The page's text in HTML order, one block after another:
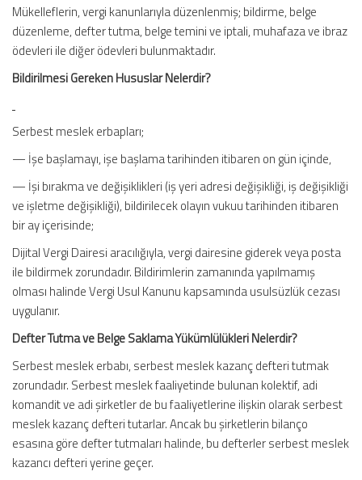
Mükelleflerin, vergi kanunlarıyla düzenlenmiş; bildirme, belge
düzenleme, defter tutma, belge temini ve iptali, muhafaza ve ibraz
ödevleri ile diğer ödevleri bulunmaktadır.
Bildirilmesi Gereken Hususlar Nelerdir?
Serbest meslek erbapları;
— İşe başlamayı, işe başlama tarihinden itibaren on gün içinde,
— İşi bırakma ve değişiklikleri (iş yeri adresi değişikliği, iş değişikliği
ve işletme değişikliği), bildirilecek olayın vukuu tarihinden itibaren
bir ay içerisinde;
Dijital Vergi Dairesi aracılığıyla, vergi dairesine giderek veya posta
ile bildirmek zorundadır. Bildirimlerin zamanında yapılmamış
olması halinde Vergi Usul Kanunu kapsamında usulsüzlük cezası
uygulanır.
Defter Tutma ve Belge Saklama Yükümlülükleri Nelerdir?
Serbest meslek erbabı, serbest meslek kazanç defteri tutmak
zorundadır. Serbest meslek faaliyetinde bulunan kolektif, adi
komandit ve adi şirketler de bu faaliyetlerine ilişkin olarak serbest
meslek kazanç defteri tutarlar. Ancak bu şirketlerin bilanço
esasına göre defter tutmaları halinde, bu defterler serbest meslek
kazancı defteri yerine geçer.